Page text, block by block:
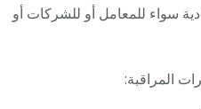
سواء للمعامل أو للشركات أو
المراقبة: